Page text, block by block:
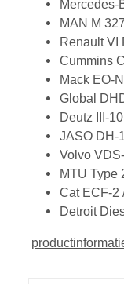
Mercedes-
MAN M
Renault VI
Cummins
Mack EO-N
Global
Deutz III-10
JASO DH-1
Volvo
MTU Type
Cat ECF-2
Detroit